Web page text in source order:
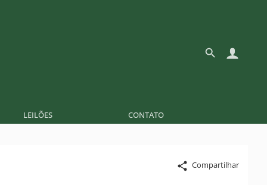
LEILÕES CONTATO
Compartilhar